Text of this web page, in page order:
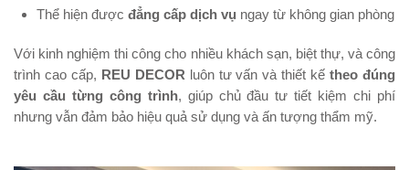
Thể hiện được đẳng cấp dịch vụ ngay từ không gian phòng
Với kinh nghiệm thi công cho nhiều khách sạn, biệt thự, và công
trình cao cấp, REU DECOR luôn tư vấn và thiết kếtheo đúng
yêu cầu từng công trình, giúp chủ đầu tư tiết kiệm chi phí
nhưng vẫn đảm bảo hiệu quả sử dụng và ấn tượng thẩm mỹ.